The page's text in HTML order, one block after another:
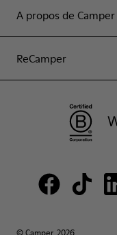
A propos de Camper
ReCamper
© Camper, 2026